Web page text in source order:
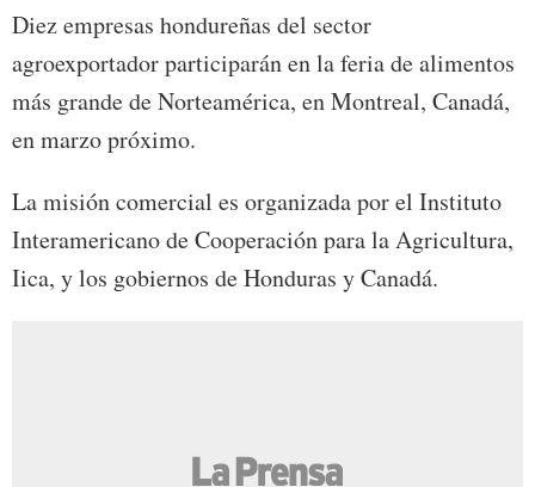
Diez empresas hondureñas del sector
agroexportador participarán en la feria de alimentos
más grande de Norteamérica, en Montreal, Canadá,
en marzo próximo.
La misión comercial es organizada por el Instituto
Interamericano de Cooperación para la Agricultura,
Iica, y los gobiernos de Honduras y Canadá.